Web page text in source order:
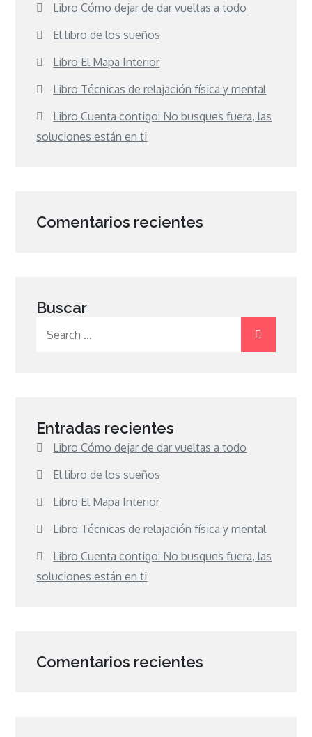
Libro Cómo dejar de dar vueltas a todo
El libro de los sueños
Libro El Mapa Interior
Libro Técnicas de relajación física y mental
Libro Cuenta contigo: No busques fuera, las
soluciones están en ti
Comentarios recientes
Buscar
Entradas recientes
Libro Cómo dejar de dar vueltas a todo
El libro de los sueños
Libro El Mapa Interior
Libro Técnicas de relajación física y mental
Libro Cuenta contigo: No busques fuera, las
soluciones están en ti
Comentarios recientes